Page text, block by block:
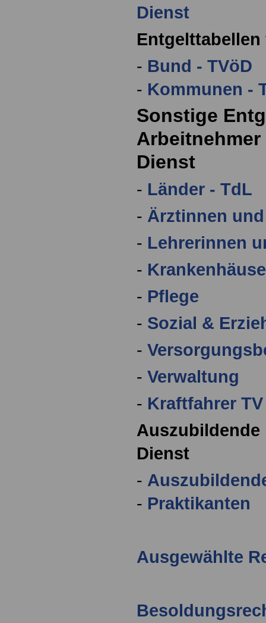
Dienst
Entgelttabellen
- Bund - TVöD
- Kommunen -
Sonstige
Dienst
- Länder - TdL
- Ärztinnen
- Lehrerinnen
-
- Pflege
- Sozial &
-
- Verwaltung
- Kraftfahrer TV
Dienst
-
- Praktikanten
Ausgewählte